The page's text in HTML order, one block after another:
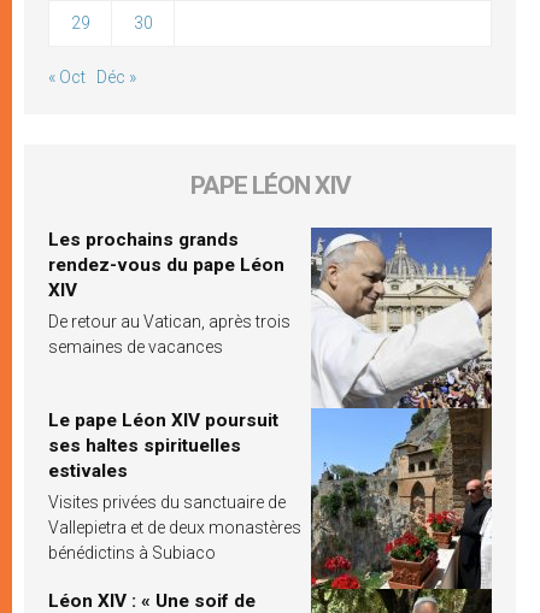
29 30
« Oct Déc »
PAPE LÉON XIV
Les prochains grands
rendez-vous du pape Léon
XIV
De retour au Vatican, après trois
semaines de vacances
Le pape Léon XIV poursuit
ses haltes spirituelles
estivales
Visites privées du sanctuaire de
Vallepietra et de deux monastères
bénédictins à Subiaco
Léon XIV : « Une soif de